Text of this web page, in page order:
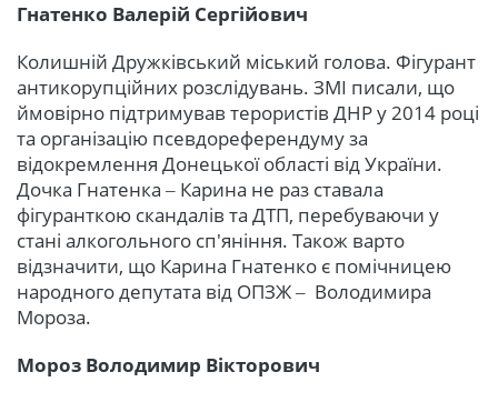
Гнатенко Валерій Сергійович
Колишній Дружківський міський голова. Фігурант
антикорупційних розслідувань. ЗМІ писали, що
ймовірно підтримував терористів ДНР у 2014 році
та організацію псевдореферендуму за
відокремлення Донецької області від України.
Дочка Гнатенка ‒ Карина не раз ставала
фігуранткою скандалів та ДТП, перебуваючи у
стані алкогольного сп'яніння. Також варто
відзначити, що Карина Гнатенко є помічницею
народного депутата від ОПЗЖ ‒ Володимира
Мороза.
Мороз Володимир Вікторович